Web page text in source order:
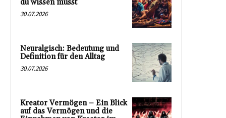
du wissen musst
30.07.2026
Neuralgisch: Bedeutung und
Definition für den Alltag
30.07.2026
Kreator Vermögen – Ein Blick
auf das Vermögen und die